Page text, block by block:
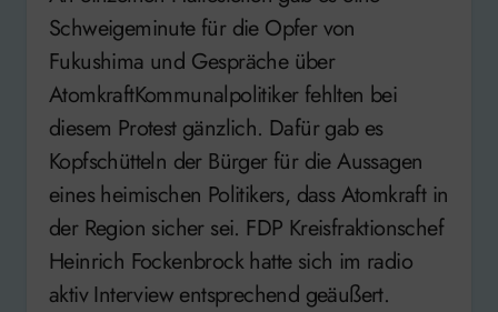
Schweigeminute für die Opfer von
Fukushima und Gespräche über
AtomkraftKommunalpolitiker fehlten bei
diesem Protest gänzlich. Dafür gab es
Kopfschütteln der Bürger für die Aussagen
eines heimischen Politikers, dass Atomkraft in
der Region sicher sei. FDP Kreisfraktionschef
Heinrich Fockenbrock hatte sich im radio
aktiv Interview entsprechend geäußert.